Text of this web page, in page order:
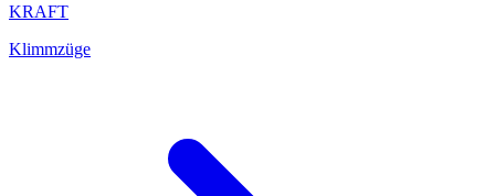
KRAFT
Klimmzüge